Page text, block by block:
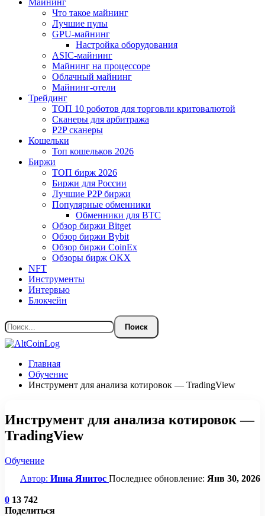
Майнинг
Что такое майнинг
Лучшие пулы
GPU-майнинг
Настройка оборудования
ASIC-майнинг
Майнинг на процессоре
Облачный майнинг
Майнинг-отели
Трейдинг
ТОП 10 роботов для торговли критовалютой
Сканеры для арбитража
P2P сканеры
Кошельки
Топ кошельков 2026
Биржи
ТОП бирж 2026
Биржи для России
Лучшие P2P биржи
Популярные обменники
Обменники для BTC
Обзор биржи Bitget
Обзор биржи Bybit
Обзор биржи CoinEx
Обзоры бирж OKX
NFT
Инструменты
Интервью
Блокчейн
Главная
Обучение
Инструмент для анализа котировок — TradingView
Инструмент для анализа котировок —
TradingView
Обучение
Автор: Инна Янитос Последнее обновление: Янв 30, 2026
0 13 742
Поделиться